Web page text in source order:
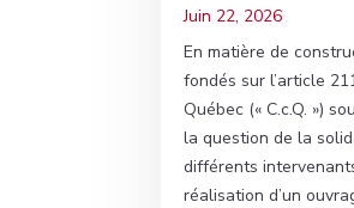
Juin 22, 2026
En matière de
fondés sur l’article
Québec (« C.c.Q. »)
la question de la
différents
réalisation d’un